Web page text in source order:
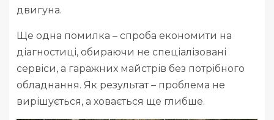
двигуна.
Ще одна помилка – спроба економити на
діагностиці, обираючи не спеціалізовані
сервіси, а гаражних майстрів без потрібного
обладнання. Як результат – проблема не
вирішується, а ховається ще глибше.